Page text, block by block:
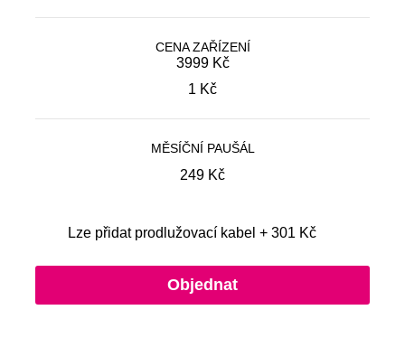
CENA ZAŘÍZENÍ
Původní cena:
3999 Kč
Aktuální cena:
1 Kč
MĚSÍČNÍ PAUŠÁL
249 Kč
Lze přidat prodlužovací kabel + 301 Kč
Objednat